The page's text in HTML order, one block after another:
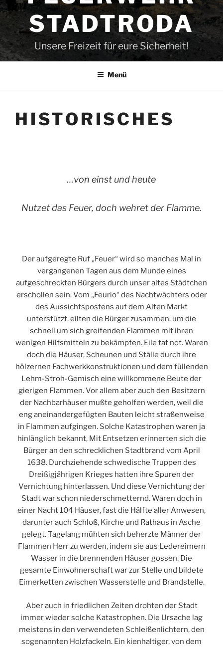
STADTRODA
Unsere Freizeit für eure Sicherheit!
Menü
HISTORISCHES
…von einst und heute
Nutzet das Feuer, doch wehret der Flamme.
Der aufgeregte Ruf „Feuer“ wird so manches Mal in
vergangenen Tagen aus dem Munde eines
aufgeschreckten Bürgers durch unser altes Städtchen
erschollen sein. Vom „Feurio“ des Nachtwächters oder
des Aussichtspostens auf dem Alten Markt
unterstützt, eilten die Bürger zusammen, um die
schnell um sich greifenden Flammen mit ihren
wenigen Hilfsmitteln zu bekämpfen. Eile tat not. Waren
doch die Häuser, Scheunen und Ställe durch ihre
hölzernen Fachwerkkonstruktionen und dem füllenden
Lehm-Stroh-Gemisch eine willkommene Beute der
gierigen Flammen. Vor allem aber auch den Besitzern
der Nachbarhäuser mußte geholfen werden, weil die
eng aneinandergefügten Bauten leicht straßenweise
in Flammen aufgingen. Solche Katastrophen waren ja
hinlänglich bekannt, Mit Entsetzen erinnerten sich die
Bürger an den schrecklichen Stadtbrand vom April
1638. Durchziehende schwedische Truppen des
Dreißigjährigen Krieges hatten ihre Spuren der
Vernichtung hinterlassen. Und diese Vernichtung der
Stadt war schon niederschmetternd. Waren doch in
einer Nacht 104 Häuser, fast die Hälfte aller Anwesen,
darunter auch Schloß, Kirche und Rathaus in Asche
gelegt. Tagelang mühten sich beherzte Männer der
Flammen Herr zu werden, indem sie aus Ledereimern
Wasser in die brennenden Häuser gossen. Die
gesamte Einwohnerschaft war zur Stelle und bildete
Eimerketten zwischen Wasserstelle und Brandstelle.
Aber auch in friedlichen Zeiten drohten der Stadt
immer wieder solche Katastrophen. Die Ursache lag
meistens in den verwendeten Schleißenlichtern, den
sogenannten Holzfackeln. Ein kienhaltiger, von dem